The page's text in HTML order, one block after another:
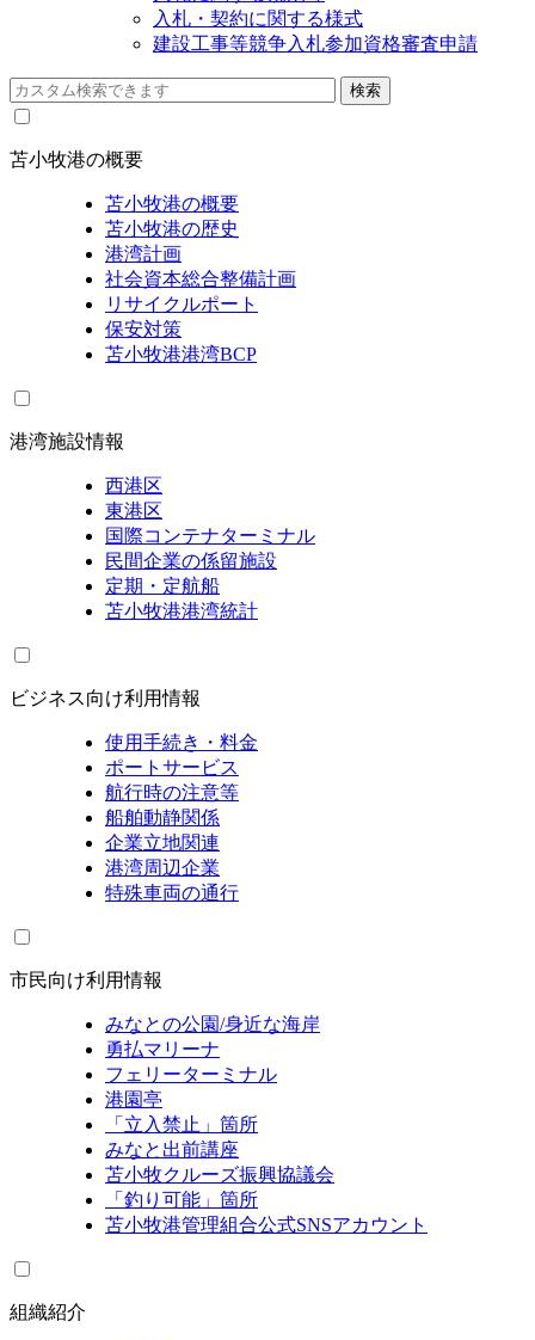
入札・契約に関する様式
建設工事等競争入札参加資格審査申請
苫小牧港の概要
苫小牧港の概要
苫小牧港の歴史
港湾計画
社会資本総合整備計画
リサイクルポート
保安対策
苫小牧港港湾BCP
港湾施設情報
西港区
東港区
国際コンテナターミナル
民間企業の係留施設
定期・定航船
苫小牧港港湾統計
ビジネス向け利用情報
使用手続き・料金
ポートサービス
航行時の注意等
船舶動静関係
企業立地関連
港湾周辺企業
特殊車両の通行
市民向け利用情報
みなとの公園/身近な海岸
勇払マリーナ
フェリーターミナル
港園亭
「立入禁止」箇所
みなと出前講座
苫小牧クルーズ振興協議会
「釣り可能」箇所
苫小牧港管理組合公式SNSアカウント
組織紹介